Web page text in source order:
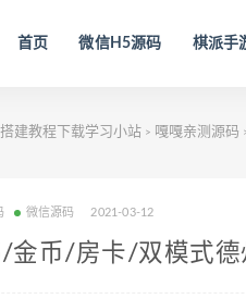
首页 微信H5源码 棋派手
建教程下载学习小站 > 嘎嘎亲测源码
微信源码 2021-03-12
金币/房卡/双模式德